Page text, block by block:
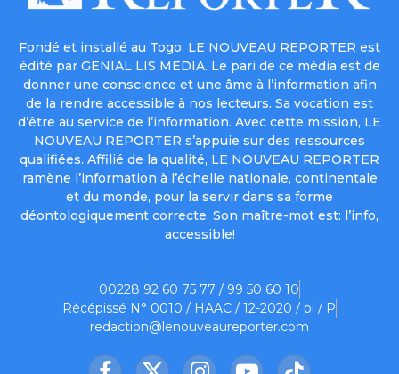
Fondé et installé au Togo, LE NOUVEAU REPORTER est
édité par GENIAL LIS MEDIA. Le pari de ce média est de
donner une conscience et une âme à l’information afin
de la rendre accessible à nos lecteurs. Sa vocation est
d’être au service de l’information. Avec cette mission, LE
NOUVEAU REPORTER s’appuie sur des ressources
qualifiées. Affilié de la qualité, LE NOUVEAU REPORTER
ramène l’information à l’échelle nationale, continentale
et du monde, pour la servir dans sa forme
déontologiquement correcte. Son maître-mot est: l’info,
accessible!
00228 92 60 75 77 / 99 50 60 10
Récépissé N° 0010 / HAAC / 12-2020 / pl / P
redaction@lenouveaureporter.com